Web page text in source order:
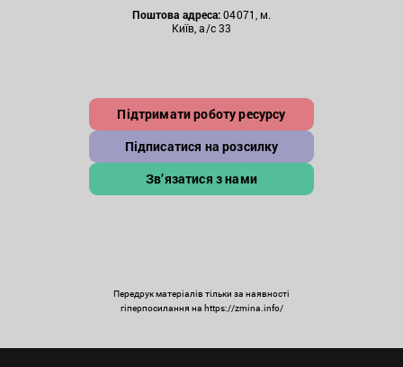
Поштова адреса:04071, м.
Київ, а/с 33
Підтримати роботу ресурсу
Підписатися на розсилку
Зв’язатися з нами
Передрук матеріалів тільки за наявності
гіперпосилання на https://zmina.info/